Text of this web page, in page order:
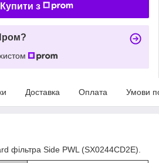
Купити з
Доставка Оплата Умови
фільтра Side PWL (SX0244CD2E).